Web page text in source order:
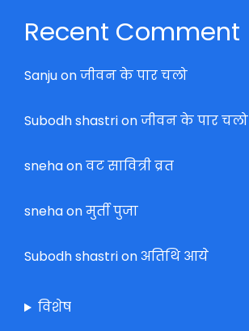
Recent Comment
Sanjuonजीवन के पार चलो
Subodh shastrionजीवन के पार चलो
snehaonवट सावित्री व्रत
snehaonमुर्ती पुजा
Subodh shastrionअतिथि आये
विशेष